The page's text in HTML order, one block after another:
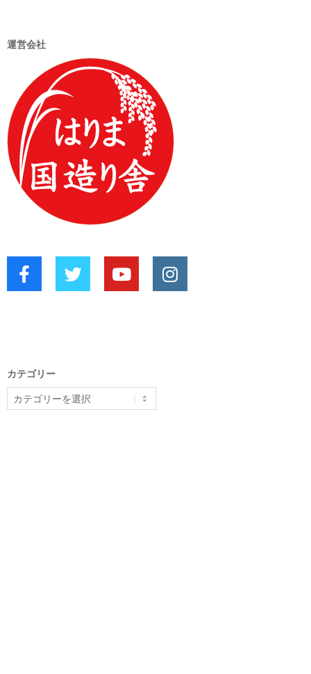
運営会社
カテゴリー
テ